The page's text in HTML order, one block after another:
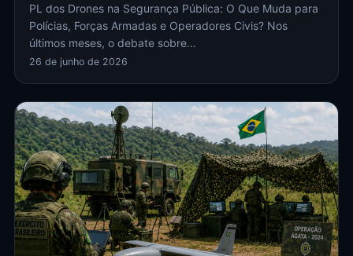
PL dos Drones na Segurança Pública: O Que Muda para
Polícias, Forças Armadas e Operadores Civis? Nos
últimos meses, o debate sobre…
26 de junho de 2026